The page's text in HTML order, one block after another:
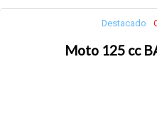
Destacado
Moto 125 cc